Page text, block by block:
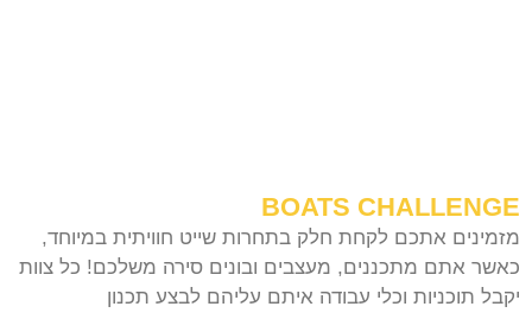
BOATS CHALLENGE
מזמינים אתכם לקחת חלק בתחרות שייט חוויתית במיוחד,
כאשר אתם מתכננים, מעצבים ובונים סירה משלכם! כל צוות
יקבל תוכניות וכלי עבודה איתם עליהם לבצע תכנון